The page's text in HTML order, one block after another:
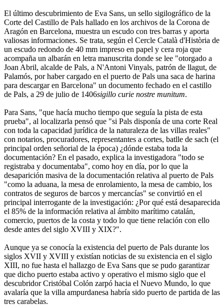
El último descubrimiento de Eva Sans, un sello sigilográfico de la
Corte del Castillo de Pals hallado en los archivos de la Corona de
Aragón en Barcelona, muestra un escudo con tres barras y aporta
valiosas informaciones. Se trata, según el Cercle Català d'Història de
un escudo redondo de 40 mm impreso en papel y cera roja que
acompaña un albarán en letra manuscrita donde se lee "otorgado a
Joan Abril, alcalde de Pals, a N'Antoni Vinyals, patrón de llagut, de
Palamós, por haber cargado en el puerto de Pals una saca de harina
para descargar en Barcelona" un documento fechado en el castillo
de Pals, a 29 de julio de 1406sigillo curie nostre munitum.
Para Sans, "que hacía mucho tiempo que seguía la pista de esta
prueba", al localizarla pensó que "si Pals disponía de una corte Real
con toda la capacidad jurídica de la naturaleza de las villas reales"
con notarios, procuradores, representantes a cortes, batlle de sach (el
principal orden señorial de la época) ¿dónde estaba toda la
documentación? En el pasado, explica la investigadora "todo se
registraba y documentaba", como hoy en día, por lo que la
desaparición masiva de la documentación relativa al puerto de Pals
"como la aduana, la mesa de enrolamiento, la mesa de cambio, los
contratos de seguros de barcos y mercancías" se convirtió en el
principal interrogante de la investigación: ¿Por qué está desaparecida
el 85% de la información relativa al ámbito marítimo catalán,
comercio, puertos de la costa y todo lo que tiene relación con ello
desde antes del siglo XVIII y XIX?".
Aunque ya se conocía la existencia del puerto de Pals durante los
siglos XVII y XVIII y existían noticias de su existencia en el siglo
XIII, no fue hasta el hallazgo de Eva Sans que se pudo garantizar
que dicho puerto estaba activo y operativo el mismo siglo que el
descubridor Cristóbal Colón zarpó hacia el Nuevo Mundo, lo que
avalaría que la villa ampurdanesa habría sido puerto de partida de las
tres carabelas.